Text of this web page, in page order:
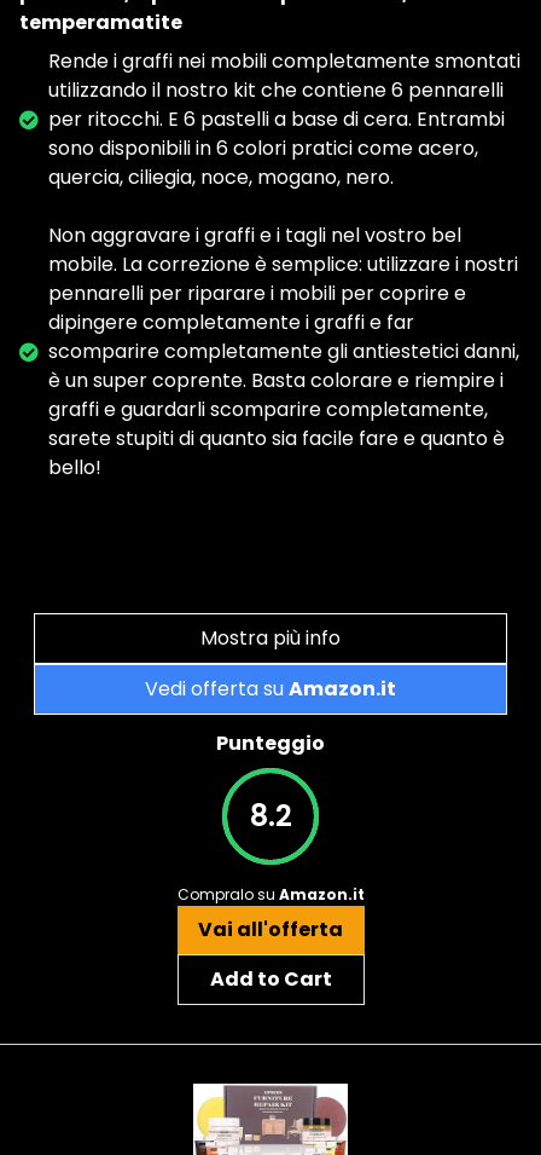
temperamatite
Rende i graffi nei mobili completamente smontati
utilizzando il nostro kit che contiene 6 pennarelli
per ritocchi. E 6 pastelli a base di cera. Entrambi
sono disponibili in 6 colori pratici come acero,
quercia, ciliegia, noce, mogano, nero.
Non aggravare i graffi e i tagli nel vostro bel
mobile. La correzione è semplice: utilizzare i nostri
pennarelli per riparare i mobili per coprire e
dipingere completamente i graffi e far
scomparire completamente gli antiestetici danni,
è un super coprente. Basta colorare e riempire i
graffi e guardarli scomparire completamente,
sarete stupiti di quanto sia facile fare e quanto è
bello!
Mostra più info
Vedi offerta suAmazon.it
Punteggio
8.2
Compralo su Amazon.it
Vai all'offerta
Add to Cart